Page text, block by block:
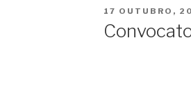
POSTED
17 OUTUBRO,